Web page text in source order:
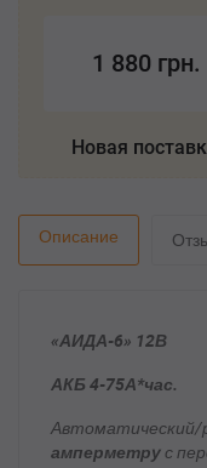
1 880 грн.
Новая
Описание
«АИДА-6» 12В
АКБ 4-75А*час.
Автоматический/
амперметрус